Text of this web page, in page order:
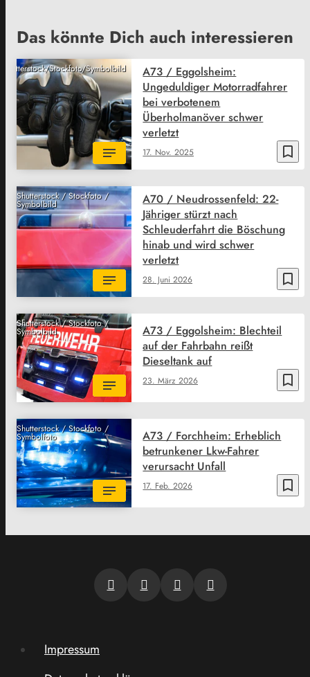
Das könnte Dich auch interessieren
Shutterstock/Stockfoto/Symbolbild
bookmark_border
17. Nov. 2025
A73 / Eggolsheim:
Ungeduldiger Motorradfahrer
bei verbotenem
Überholmanöver schwer
verletzt
Shutterstock / Stockfoto /
Symbolbild
bookmark_border
28. Juni 2026
A70 / Neudrossenfeld: 22-
Jähriger stürzt nach
Schleuderfahrt die Böschung
hinab und wird schwer
verletzt
Shutterstock / Stockfoto /
Symbolbild
bookmark_border
23. März 2026
A73 / Eggolsheim: Blechteil
auf der Fahrbahn reißt
Dieseltank auf
Shutterstock / Stockfoto /
Symbolfoto
bookmark_border
17. Feb. 2026
A73 / Forchheim: Erheblich
betrunkener Lkw-Fahrer
verursacht Unfall
Impressum